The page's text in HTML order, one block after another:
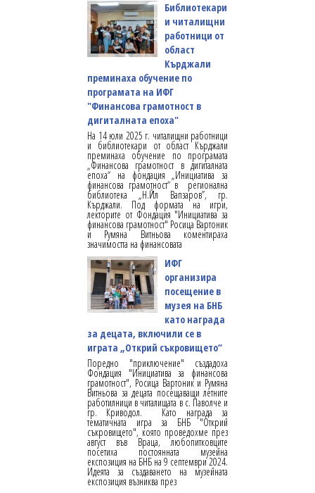
Библиотекари
и читалищни
работници от
област
Кърджали
преминаха обучение по
програмата на ИФГ
"Финансова грамотност в
дигиталната епоха"
На 14 юли 2025 г. читалищни работници
и библиотекари от област Кърджали
преминаха обучение по програмата
„Финансова грамотност в дигиталната
епоха“ на фондация „Инициатива за
финансова грамотност“ в регионална
библиотека „Н.Йл Вапзаров”, гр.
Кърджали. Под формата на игри,
лекторите от Фондация "Инициатива за
финансова грамотност" Росица Вартоник
и Румяна Витньова коментираха
значимостта на финансовата
ИФГ
организира
посещение в
музея на БНБ
като награда
за децата, включили се в
играта „Открий съкровището“
Поредно "приключение" създадоха
Фондация "Инициатива за финансова
грамотност", Росица Вартоник и Румяна
Витньова за децата посещаващи летните
работилници в читалищата в с. Паволче и
гр. Криводол. Като награда за
тематичната игра за БНБ "Открий
съкровището", която проведохме през
август във Враца, любопитковците
посетиха постоянната музейна
експозиция на БНБ на 9 септември 2024.
Идеята за създаването на музейната
експозиция възниква през